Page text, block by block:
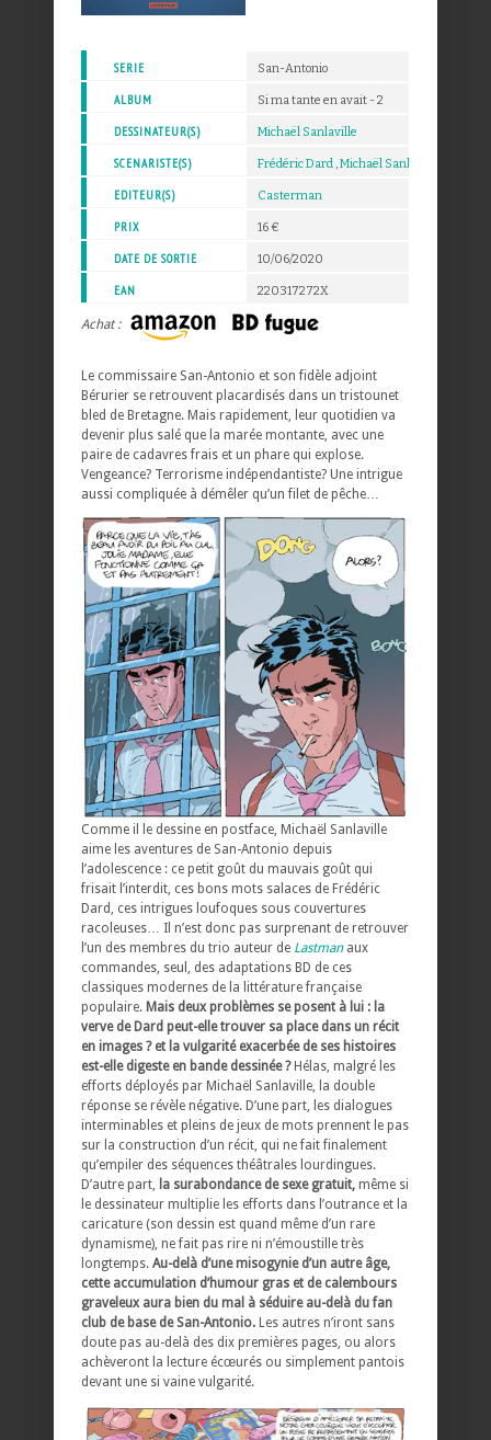
SERIE San-Antonio
ALBUM Si ma tante en avait - 2
DESSINATEUR(S) Michaël Sanlaville
SCENARISTE(S) Frédéric Dard ,Michaël Sanlaville
EDITEUR(S) Casterman
PRIX 16 €
DATE DE SORTIE 10/06/2020
EAN 220317272X
Achat :
Le commissaire San-Antonio et son fidèle adjoint
Bérurier se retrouvent placardisés dans un tristounet
bled de Bretagne. Mais rapidement, leur quotidien va
devenir plus salé que la marée montante, avec une
paire de cadavres frais et un phare qui explose.
Vengeance? Terrorisme indépendantiste? Une intrigue
aussi compliquée à démêler qu’un filet de pêche…
Comme il le dessine en postface, Michaël Sanlaville
aime les aventures de San-Antonio depuis
l’adolescence : ce petit goût du mauvais goût qui
frisait l’interdit, ces bons mots salaces de Frédéric
Dard, ces intrigues loufoques sous couvertures
racoleuses… Il n’est donc pas surprenant de retrouver
l’un des membres du trio auteur de Lastmanaux
commandes, seul, des adaptations BD de ces
classiques modernes de la littérature française
populaire. Mais deux problèmes se posent à lui : la
verve de Dard peut-elle trouver sa place dans un récit
en images ? et la vulgarité exacerbée de ses histoires
est-elle digeste en bande dessinée ?Hélas, malgré les
efforts déployés par Michaël Sanlaville, la double
réponse se révèle négative. D’une part, les dialogues
interminables et pleins de jeux de mots prennent le pas
sur la construction d’un récit, qui ne fait finalement
qu’empiler des séquences théâtrales lourdingues.
D’autre part, la surabondance de sexe gratuit, même si
le dessinateur multiplie les efforts dans l’outrance et la
caricature (son dessin est quand même d’un rare
dynamisme), ne fait pas rire ni n’émoustille très
longtemps. Au-delà d’une misogynie d’un autre âge,
cette accumulation d’humour gras et de calembours
graveleux aura bien du mal à séduire au-delà du fan
club de base de San-Antonio. Les autres n’iront sans
doute pas au-delà des dix premières pages, ou alors
achèveront la lecture écœurés ou simplement pantois
devant une si vaine vulgarité.